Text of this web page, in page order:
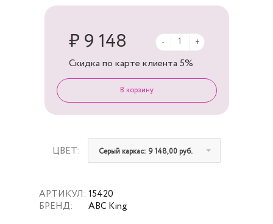
АРТИКУЛ:
БРЕНД:
15420
ABC King
ЦВЕТ: Серый каркас: 9 148,00 руб.
₽ 9 148
Скидка по карте клиента 5%
- +